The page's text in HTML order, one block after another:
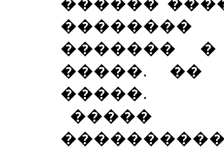
�������
�����. ��
�����.
�����